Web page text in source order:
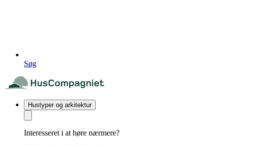
Søg
Hustyper og arkitektur
Interesseret i at høre nærmere?